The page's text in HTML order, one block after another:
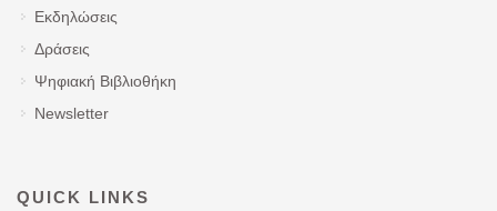
Εκδηλώσεις
Δράσεις
Ψηφιακή Βιβλιοθήκη
Newsletter
QUICK LINKS